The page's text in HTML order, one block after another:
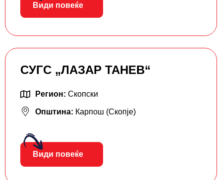
Види повеќе
СУГС „ЛАЗАР ТАНЕВ“
Регион: Скопски
Општина: Карпош (Скопје)
Види повеќе